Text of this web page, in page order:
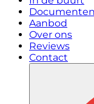
Documenten
Aanbod
Over ons
Reviews
Contact